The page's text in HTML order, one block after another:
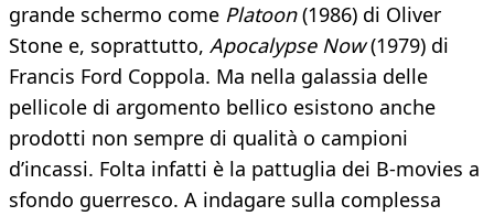
grande schermo come Platoon(1986) di Oliver
Stone e, soprattutto, Apocalypse Now(1979) di
Francis Ford Coppola. Ma nella galassia delle
pellicole di argomento bellico esistono anche
prodotti non sempre di qualità o campioni
d’incassi. Folta infatti è la pattuglia dei B-movies a
sfondo guerresco. A indagare sulla complessa